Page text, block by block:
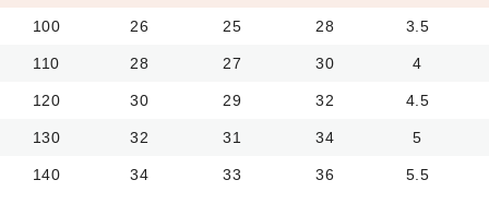
100 26 25 28 3.5
110 28 27 30 4
120 30 29 32 4.5
130 32 31 34 5
140 34 33 36 5.5